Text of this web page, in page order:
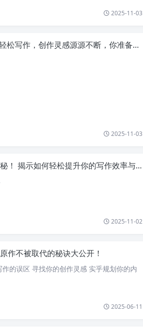
2025-11-03
，创作灵感源源不断，你准备好迎接新机会了吗？
2025-11-03
揭示如何轻松提升你的写作效率与创作灵感
2025-11-02
作不被取代的秘诀大公开！
的误区 寻找你的创作灵感 实乎规划你的内
2025-06-11